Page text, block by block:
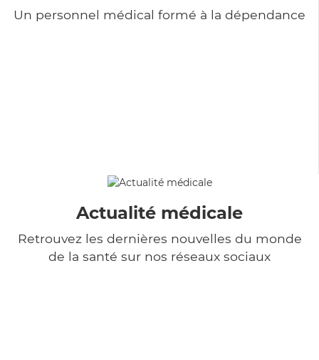
Un personnel médical formé à la dépendance
Actualité médicale
Retrouvez les dernières nouvelles du monde
de la santé sur nos réseaux sociaux